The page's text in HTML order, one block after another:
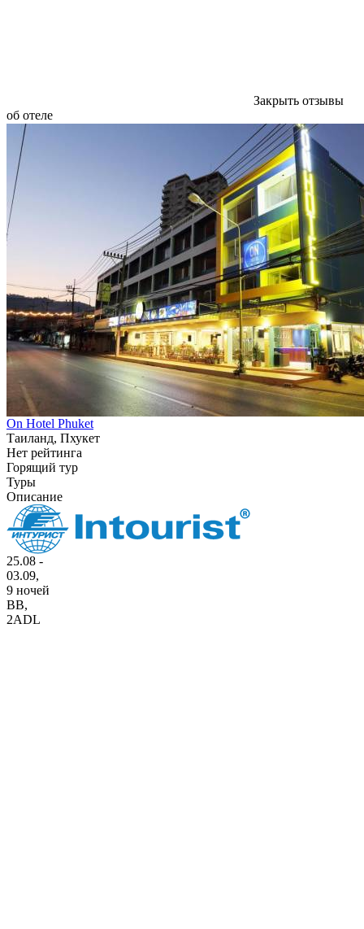
Закрыть отзывы
об отеле
On Hotel Phuket
Таиланд, Пхукет
Нет рейтинга
Горящий тур
Туры
Описание
25.08 -
03.09,
9 ночей
BB,
2ADL